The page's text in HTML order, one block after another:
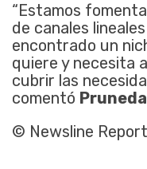
“Estamos
de canales
encontrado un
quiere y necesita
cubrir las
comentó Pruneda
© Newsline